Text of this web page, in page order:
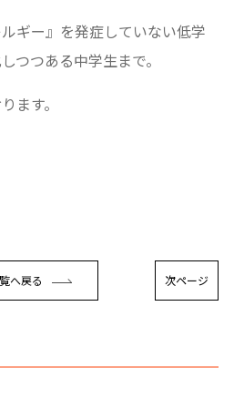
ギー』を発症していない低学
つつある中学生まで。
ます。
へ戻る 次ページ